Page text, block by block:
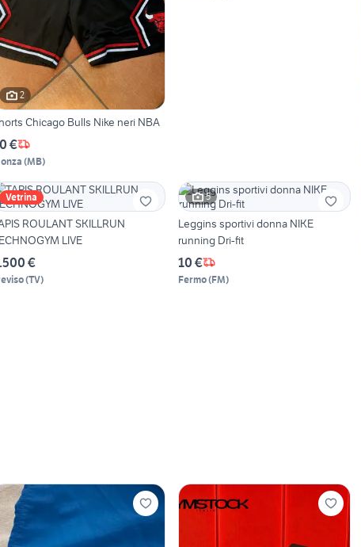
2
Chicago Bulls Nike neri NBA
€
(MB)
Vetrina
ROULANT SKILLRUN
LIVE
€
(TV)
5
Leggins sportivi donna NIKE
running Dri-fit
10 €
Fermo(FM)